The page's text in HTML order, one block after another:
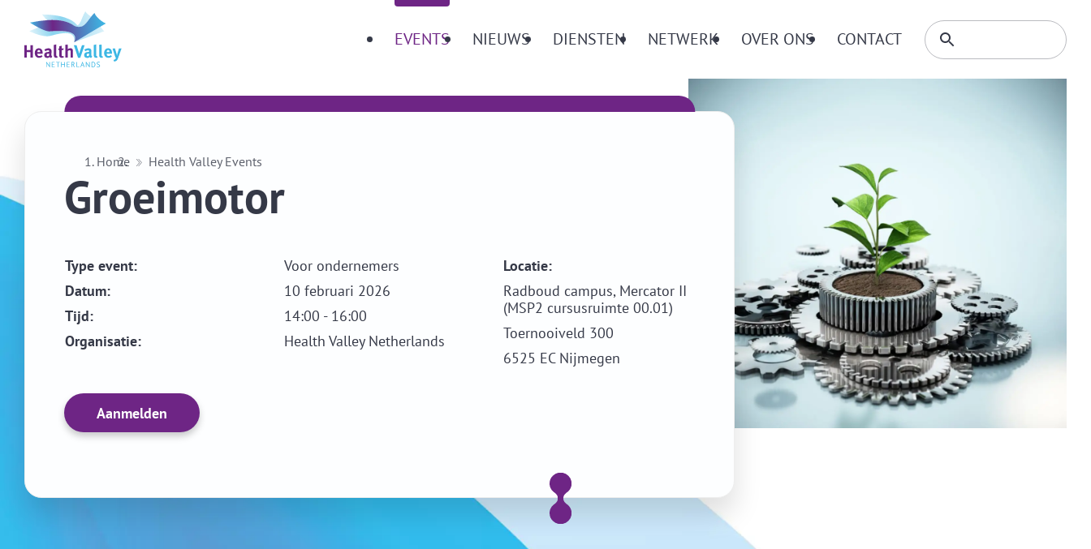
Menu
EVENTS NIEUWS DIENSTEN NETWERK OVER ONS CONTACT
Zoeken
binnenZoeken
Home Health Valley Events
Groeimotor
Type event:
Voor ondernemers
Datum:
10 februari 2026
Tijd:
14:00 - 16:00
Organisatie:
Health Valley Netherlands
Locatie:
Radboud campus, Mercator II
(MSP2 cursusruimte 00.01)
Toernooiveld 300
6525 EC Nijmegen
Aanmelden